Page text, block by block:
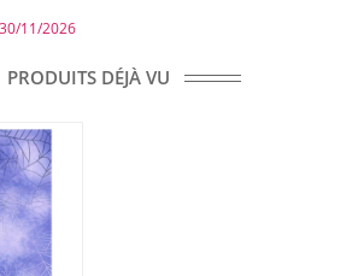
11/2026
PRODUITS DÉJÀ VU